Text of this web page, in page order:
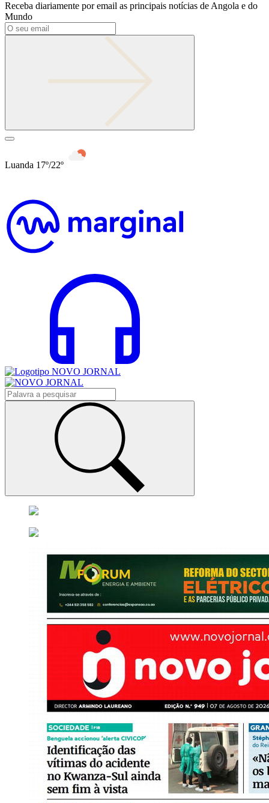
Receba diariamente por email as principais notícias de Angola e do
Mundo
Luanda 17º/22º